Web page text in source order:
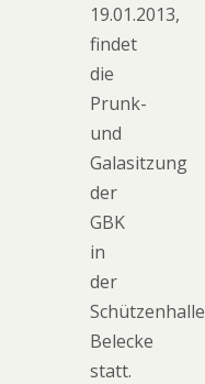
19.01.2013,
findet
die
Prunk-
und
Galasitzung
der
GBK
in
der
Schützenhalle
Belecke
statt.